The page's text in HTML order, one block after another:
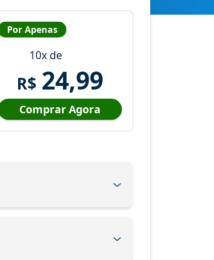
Por Apenas
10x de
R$ 24,99
Comprar Agora